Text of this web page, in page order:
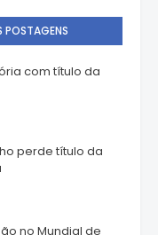
POSTAGENS
com título da
perde título da
no Mundial de